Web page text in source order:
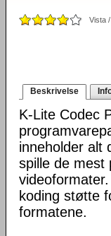
Vista
Beskrivelse
K-Lite Codec
inneholder alt
spille de
koding støtte
formatene.